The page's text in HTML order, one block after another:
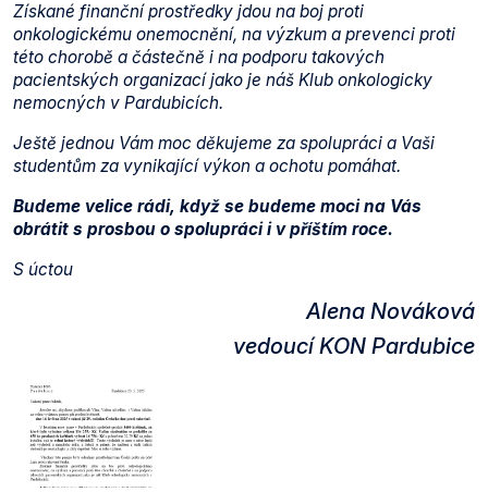
Získané finanční prostředky jdou na boj proti
onkologickému onemocnění, na výzkum a prevenci proti
této chorobě a částečně i na podporu takových
pacientských organizací jako je náš Klub onkologicky
nemocných v Pardubicích.
Ještě jednou Vám moc děkujeme za spolupráci a Vaši
studentům za vynikající výkon a ochotu pomáhat.
Budeme velice rádi, když se budeme moci na Vás
obrátit s prosbou o spolupráci i v příštím roce.
S úctou
Alena Nováková
vedoucí KON Pardubice